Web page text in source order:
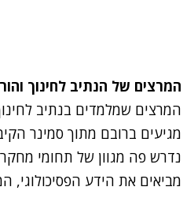
המרצים של הנתיב לחינוך
המרצים שמלמדים בנתיב
מגיעים ברובם מתוך סמינר
נדרש פה מגוון של תחומי מחקר
מביאים את הידע הפסיכולוגי,